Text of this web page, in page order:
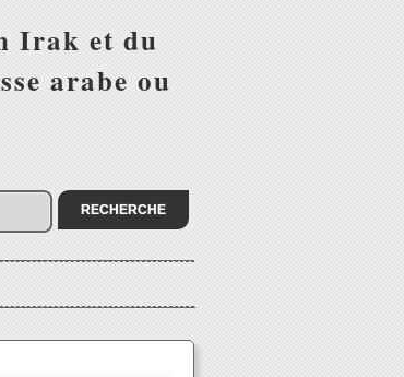
Irak et du
arabe ou